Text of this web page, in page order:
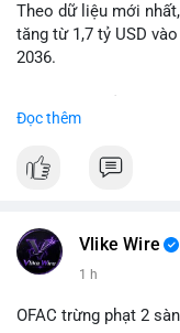
Lời khuyên: Nhà đầu
khi giao dịch được
ưu tiên quản trị rủi ro
#btcmempool65k
Theo dữ liệu mới
tăng từ 1,7 tỷ USD
2036.
hàng năm (CAGR) ấn
Điều gì đang thúc
Đọc thêm
Vlike Wire
1 h
OFAC trừng phạt 2